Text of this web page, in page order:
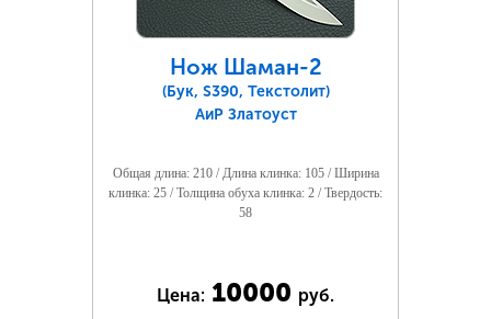
Нож Шаман-2
(Бук, S390, Текстолит)
АиР Златоуст
Общая длина: 210 / Длина клинка: 105 / Ширина
клинка: 25 / Толщина обуха клинка: 2 / Твердость:
58
Цена: 10000 руб.